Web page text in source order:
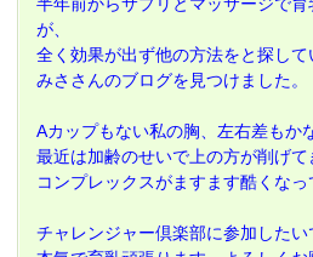
が、
全く効果が出ず他の方法をと探して
みささんのブログを見つけました。
Aカップもない私の胸、左右差もか
最近は加齢のせいで上の方が削げて
コンプレックスがますます酷くなっ
チャレンジャー倶楽部に参加したい